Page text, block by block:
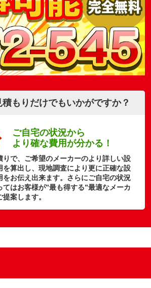
もりだけでもいかがですか？
ご自宅の状況から
より確な費用が分かる！
りで、ご希望のメーカーのより詳しい設
を算出し、現地調査により更に正確な設
をお伝え出来ます。さらにご自宅の状況
てはお客様が”最も得する”最適なメーカ
提案します。